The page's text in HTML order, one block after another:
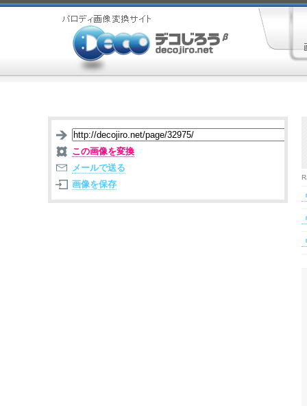
この画像を変換
メールで送る
画像を保存